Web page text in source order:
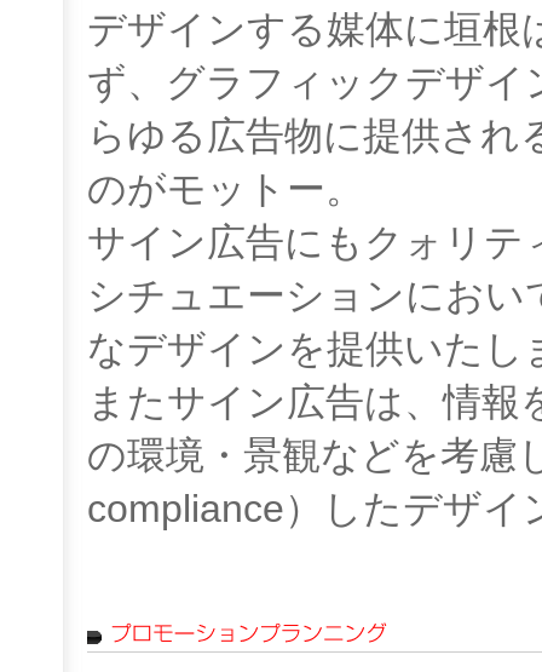
デザインする媒体に垣根
ず、グラフィックデザイ
らゆる広告物に提供され
のがモットー。
サイン広告にもクォリテ
シチュエーションにおい
なデザインを提供いたし
またサイン広告は、情
の環境・景観などを考慮
compliance）したデザイ